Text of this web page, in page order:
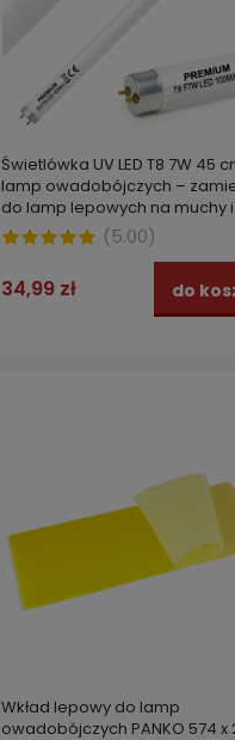
Przenośna lampa
VAYOX na komary muchy ćmy
Świetlówka UV LED T8 7W 45
lamp owadobójczych –
do lamp lepowych na muchy i
komary
(5.00)
34,99 zł do
Wkład lepowy do lamp
owadobójczych PANKO 574 x